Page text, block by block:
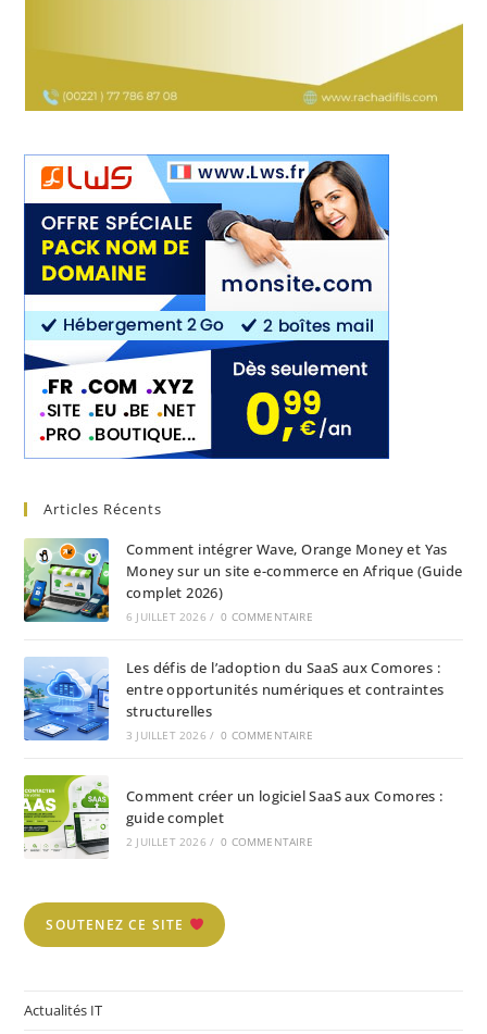
Articles Récents
Comment intégrer Wave, Orange Money et Yas
Money sur un site e-commerce en Afrique (Guide
complet 2026)
6 JUILLET 2026 / 0 COMMENTAIRE
Les défis de l’adoption du SaaS aux Comores :
entre opportunités numériques et contraintes
structurelles
3 JUILLET 2026 / 0 COMMENTAIRE
Comment créer un logiciel SaaS aux Comores :
guide complet
2 JUILLET 2026 / 0 COMMENTAIRE
SOUTENEZ CE SITE
Actualités IT